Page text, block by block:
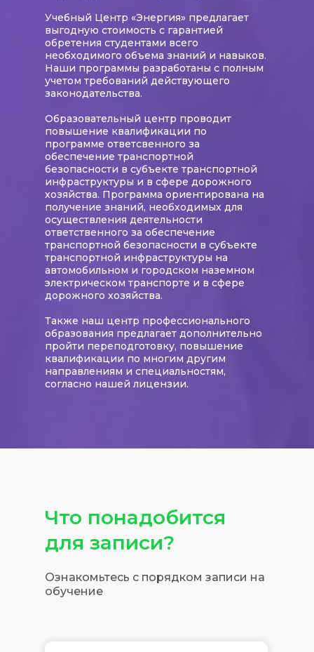
Учебный Центр «Энергия» предлагает
выгодную стоимость с гарантией
обретения студентами всего
необходимого объема знаний и навыков.
Наши программы разработаны с полным
учетом требований действующего
законодательства.
Образовательный центр проводит
повышение квалификации по
программе ответсвенного за
обеспечение транспортной
безопасности в субъекте транспортной
инфраструктуры и в сфере дорожного
хозяйства. Программа ориентирована на
получение знаний, необходимых для
осуществления деятельности
ответственного за обеспечение
транспортной безопасности в субъекте
транспортной инфраструктуры на
автомобильном и городском наземном
электрическом транспорте и в сфере
дорожного хозяйства.
Также наш центр профессионального
образования предлагает дополнительно
пройти переподготовку, повышение
квалификации по многим другим
направлениям и специальностям,
согласно нашей лицензии.
Что понадобится
для записи?
Ознакомьтесь с порядком записи на
обучение